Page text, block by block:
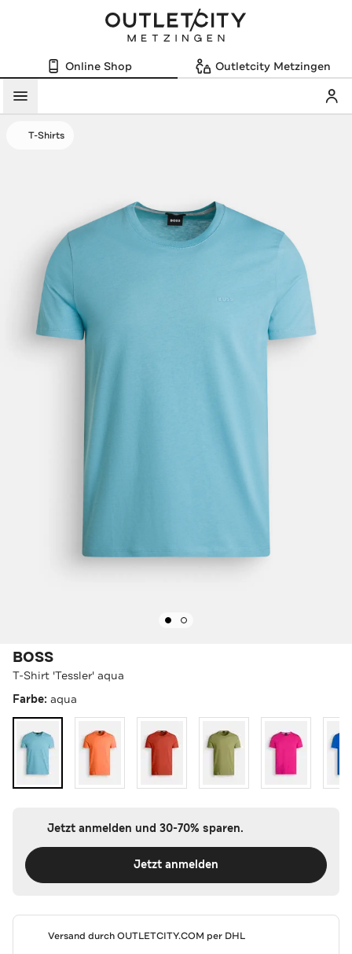
Online Shop Outletcity Metzingen
Menü
T-Shirts
BOSS
T-Shirt 'Tessler' aqua
Farbe: aqua
Jetzt anmelden und 30-70% sparen.
Jetzt anmelden
Versand durchOUTLETCITY.COM per DHL